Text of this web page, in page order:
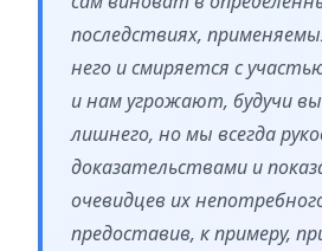
последствиях,
него и смиряется с
и нам угрожают, будучи
лишнего, но мы всегда
доказательствами и
очевидцев их
предоставив, к примеру,